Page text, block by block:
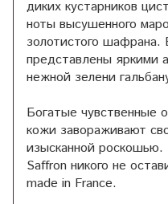
диких кустарников
ноты высушенного
золотистого шафрана.
представлены яркими
нежной зелени
Богатые чувственные
кожи завораживают
изысканной
Saffron никого не
made in France.